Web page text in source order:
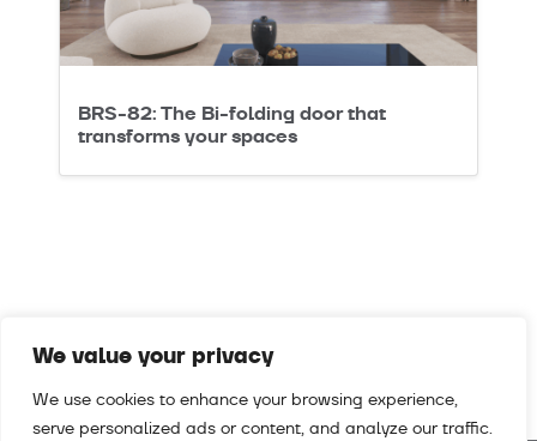
We value your privacy
We use cookies to enhance your browsing experience,
serve personalized ads or content, and analyze our traffic.
BRS-82: The Bi-folding door that
transforms your spaces